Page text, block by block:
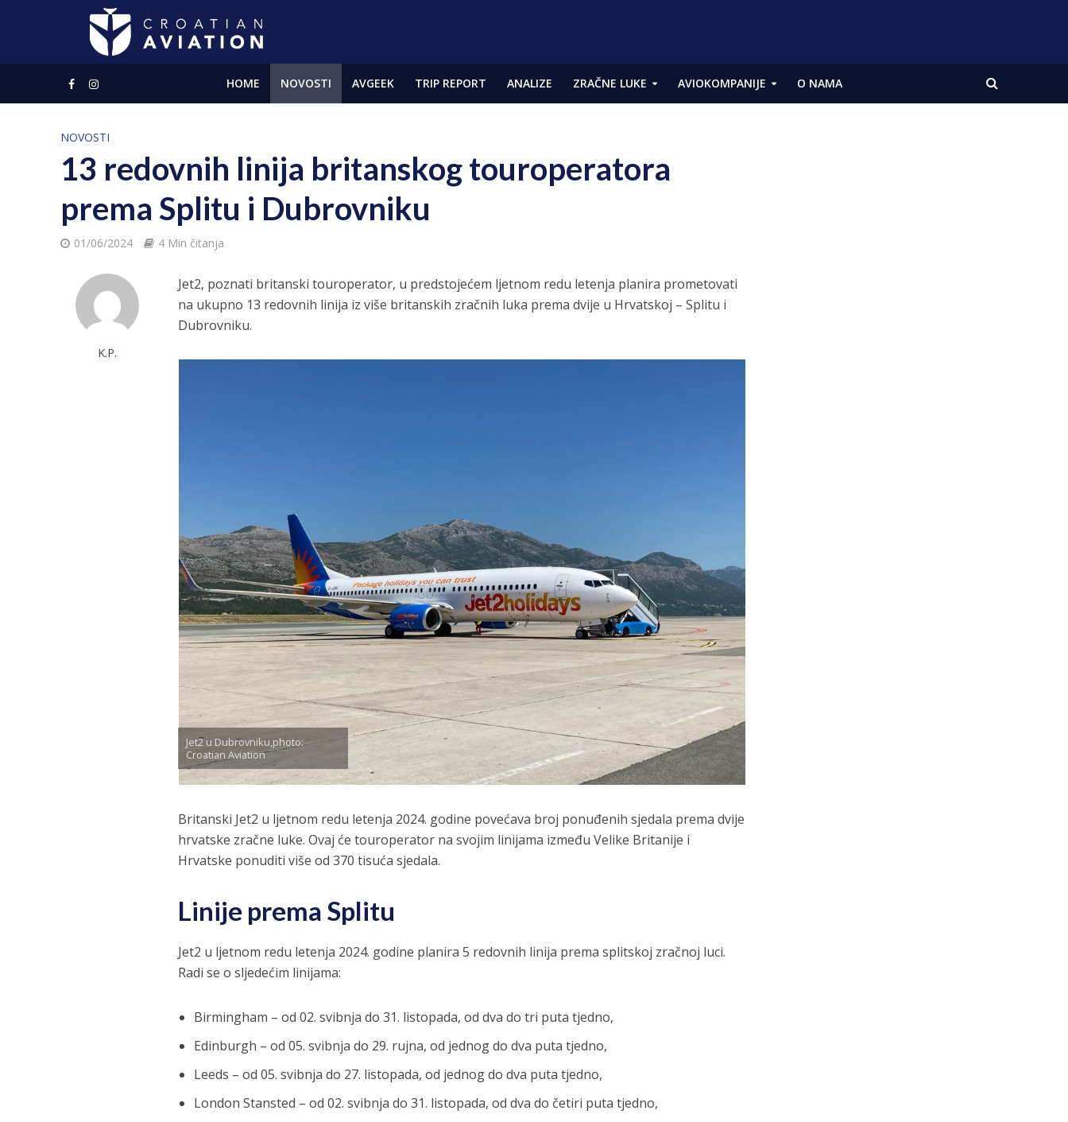
HOME NOVOSTI AVGEEK TRIP REPORT ANALIZE ZRAČNE LUKE AVIOKOMPANIJE O NAMA
NOVOSTI
13 redovnih linija britanskog touroperatora
prema Splitu i Dubrovniku
01/06/2024 4 Min čitanja
K.P.
Jet2, poznati britanski touroperator, u predstojećem ljetnom redu letenja planira prometovati
na ukupno 13 redovnih linija iz više britanskih zračnih luka prema dvije u Hrvatskoj – Splitu i
Dubrovniku.
Jet2 u Dubrovniku,photo:
Croatian Aviation
Britanski Jet2 u ljetnom redu letenja 2024. godine povećava broj ponuđenih sjedala prema dvije
hrvatske zračne luke. Ovaj će touroperator na svojim linijama između Velike Britanije i
Hrvatske ponuditi više od 370 tisuća sjedala.
Linije prema Splitu
Jet2 u ljetnom redu letenja 2024. godine planira 5 redovnih linija prema splitskoj zračnoj luci.
Radi se o sljedećim linijama:
Birmingham – od 02. svibnja do 31. listopada, od dva do tri puta tjedno,
Edinburgh – od 05. svibnja do 29. rujna, od jednog do dva puta tjedno,
Leeds – od 05. svibnja do 27. listopada, od jednog do dva puta tjedno,
London Stansted – od 02. svibnja do 31. listopada, od dva do četiri puta tjedno,